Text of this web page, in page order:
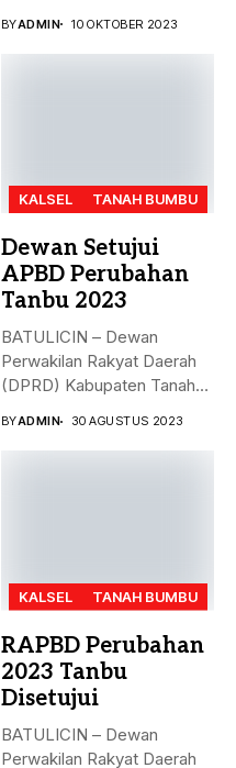
BYADMIN 10 OKTOBER 2023
KALSEL TANAH BUMBU
Dewan Setujui
APBD Perubahan
Tanbu 2023
BATULICIN – Dewan
Perwakilan Rakyat Daerah
(DPRD) Kabupaten Tanah
BYADMIN 30 AGUSTUS 2023
KALSEL TANAH BUMBU
RAPBD Perubahan
2023 Tanbu
Disetujui
BATULICIN – Dewan
Perwakilan Rakyat Daerah